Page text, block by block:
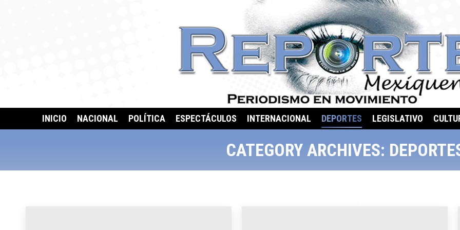
INICIO NACIONAL POLÍTICA ESPECTÁCULOS INTERNACIONAL DEPORTES LEGISLATIVO
CATEGORY ARCHIVES: